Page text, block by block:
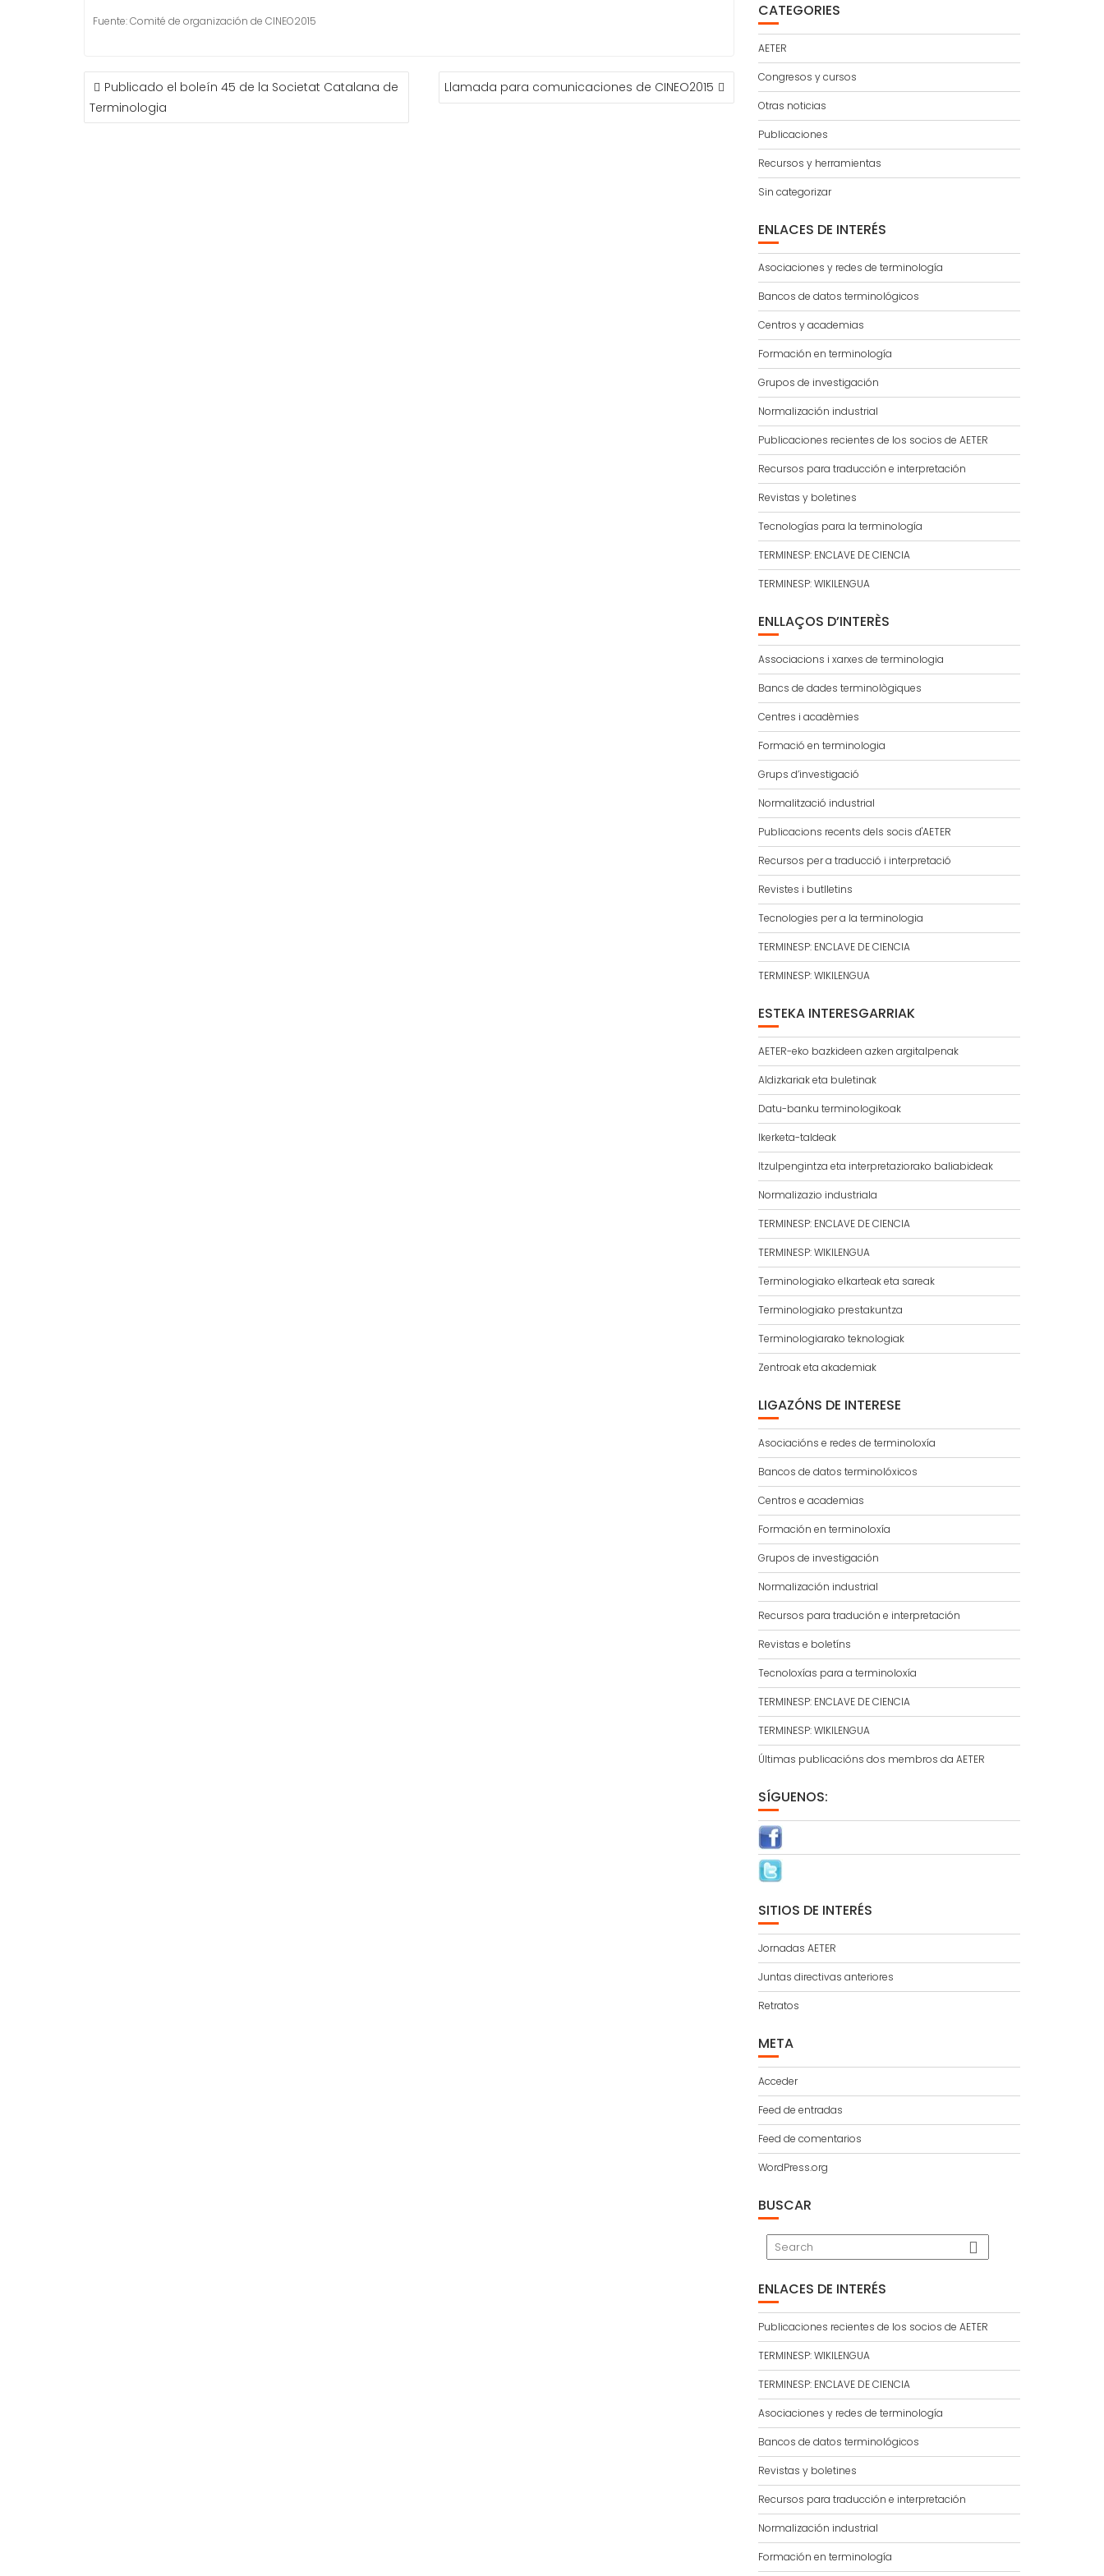
Fuente: Comité de organización de CINEO2015
NAVEGACIÓN
DE
ENTRADAS
Publicado el boleín 45 de la Societat Catalana de
Terminologia
Llamada para comunicaciones de CINEO2015
CATEGORIES
AETER
Congresos y cursos
Otras noticias
Publicaciones
Recursos y herramientas
Sin categorizar
ENLACES DE INTERÉS
Asociaciones y redes de terminología
Bancos de datos terminológicos
Centros y academias
Formación en terminología
Grupos de investigación
Normalización industrial
Publicaciones recientes de los socios de AETER
Recursos para traducción e interpretación
Revistas y boletines
Tecnologías para la terminología
TERMINESP: ENCLAVE DE CIENCIA
TERMINESP: WIKILENGUA
ENLLAÇOS D’INTERÈS
Associacions i xarxes de terminologia
Bancs de dades terminològiques
Centres i acadèmies
Formació en terminologia
Grups d’investigació
Normalització industrial
Publicacions recents dels socis d'AETER
Recursos per a traducció i interpretació
Revistes i butlletins
Tecnologies per a la terminologia
TERMINESP: ENCLAVE DE CIENCIA
TERMINESP: WIKILENGUA
ESTEKA INTERESGARRIAK
AETER-eko bazkideen azken argitalpenak
Aldizkariak eta buletinak
Datu-banku terminologikoak
Ikerketa-taldeak
Itzulpengintza eta interpretaziorako baliabideak
Normalizazio industriala
TERMINESP: ENCLAVE DE CIENCIA
TERMINESP: WIKILENGUA
Terminologiako elkarteak eta sareak
Terminologiako prestakuntza
Terminologiarako teknologiak
Zentroak eta akademiak
LIGAZÓNS DE INTERESE
Asociacións e redes de terminoloxía
Bancos de datos terminolóxicos
Centros e academias
Formación en terminoloxía
Grupos de investigación
Normalización industrial
Recursos para tradución e interpretación
Revistas e boletíns
Tecnoloxías para a terminoloxía
TERMINESP: ENCLAVE DE CIENCIA
TERMINESP: WIKILENGUA
Últimas publicacións dos membros da AETER
SÍGUENOS:
SITIOS DE INTERÉS
Jornadas AETER
Juntas directivas anteriores
Retratos
META
Acceder
Feed de entradas
Feed de comentarios
WordPress.org
BUSCAR
ENLACES DE INTERÉS
Publicaciones recientes de los socios de AETER
TERMINESP: WIKILENGUA
TERMINESP: ENCLAVE DE CIENCIA
Asociaciones y redes de terminología
Bancos de datos terminológicos
Revistas y boletines
Recursos para traducción e interpretación
Normalización industrial
Formación en terminología